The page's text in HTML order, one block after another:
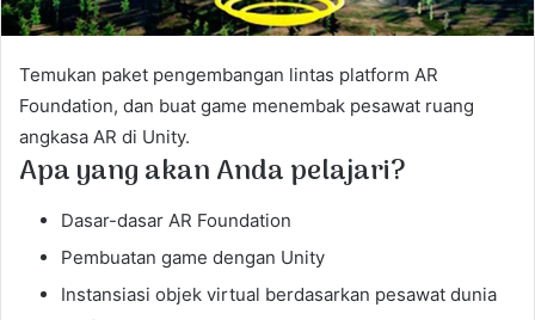
Temukan paket pengembangan lintas platform AR
Foundation, dan buat game menembak pesawat ruang
angkasa AR di Unity.
Apa yang akan Anda pelajari?
Dasar-dasar AR Foundation
Pembuatan game dengan Unity
Instansiasi objek virtual berdasarkan pesawat dunia